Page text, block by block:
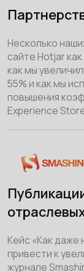
Несколько
сайте Hotjar
как мы
55% и как мы
повышения
Experience
Кейс «Как даже
привести к
журнале